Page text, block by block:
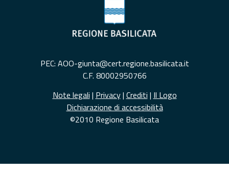
PEC: AOO-giunta@cert.regione.basilicata.it
C.F. 80002950766
Note legali | Privacy| Crediti | Il Logo
Dichiarazione di accessibilità
©2010 Regione Basilicata